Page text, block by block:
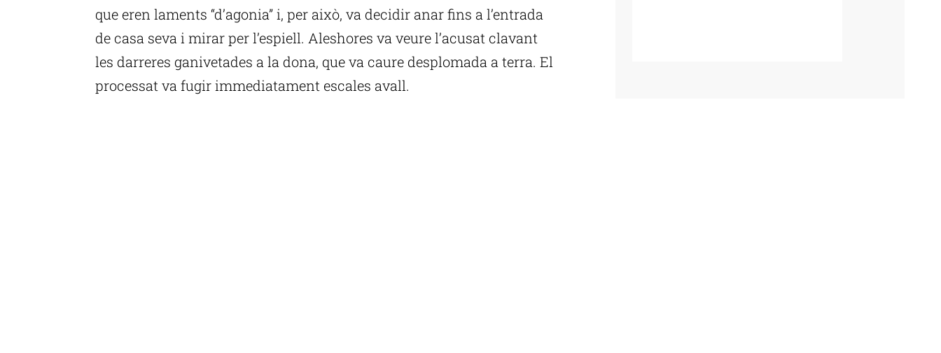
que eren laments “d’agonia” i, per això, va decidir anar fins a l’entrada
de casa seva i mirar per l’espiell. Aleshores va veure l’acusat clavant
les darreres ganivetades a la dona, que va caure desplomada a terra. El
processat va fugir immediatament escales avall.